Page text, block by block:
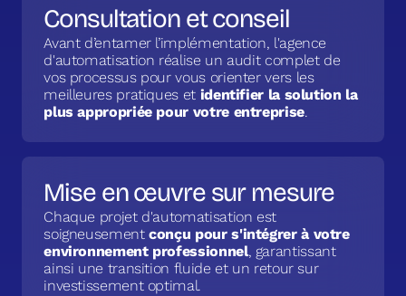
Consultation et conseil
Avant d’entamer l’implémentation, l'agence
d'automatisation réalise un audit complet de
vos processus pour vous orienter vers les
meilleures pratiques et identifier la solution la
plus appropriée pour votre entreprise.
Mise en œuvre sur mesure
Chaque projet d'automatisation est
soigneusementconçu pour s'intégrer à votre
environnement professionnel, garantissant
ainsi une transition fluide et un retour sur
investissement optimal.